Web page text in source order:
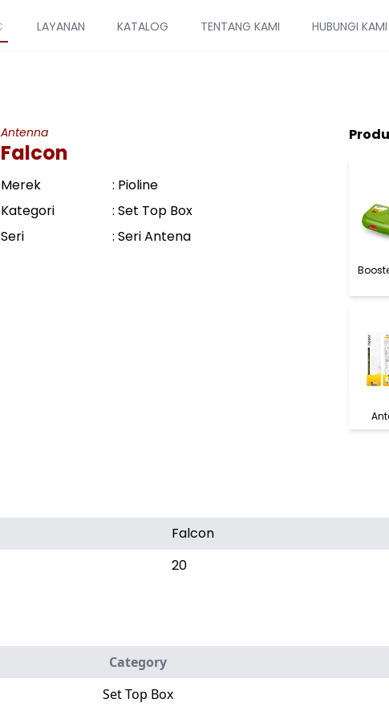
LAYANAN KATALOG TENTANG KAMI HUBUNGI KAMI
Antenna
Falcon
Merek
: Pioline
Kategori
: Set Top Box
Seri
: Seri Antena
Falcon
20
Category
Set Top Box